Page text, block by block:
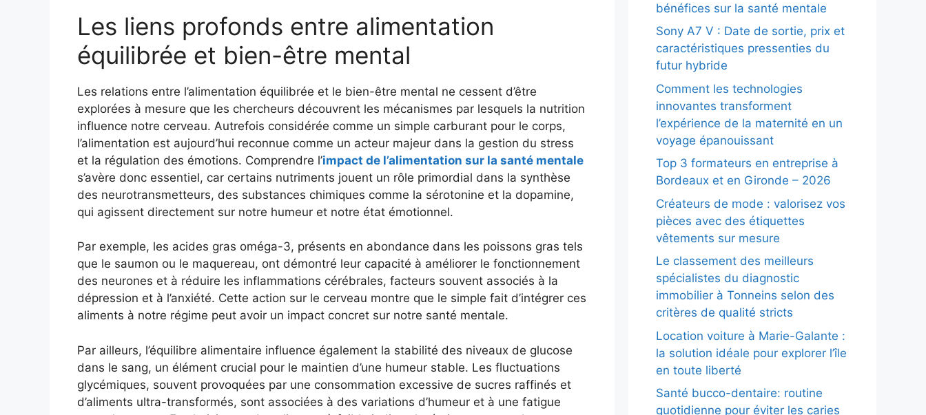
Les liens profonds entre alimentation
équilibrée et bien-être mental
Les relations entre l’alimentation équilibrée et le bien-être mental ne cessent d’être
explorées à mesure que les chercheurs découvrent les mécanismes par lesquels la nutrition
influence notre cerveau. Autrefois considérée comme un simple carburant pour le corps,
l’alimentation est aujourd’hui reconnue comme un acteur majeur dans la gestion du stress
et la régulation des émotions. Comprendre l’impact de l’alimentation sur la santé mentale
s’avère donc essentiel, car certains nutriments jouent un rôle primordial dans la synthèse
des neurotransmetteurs, des substances chimiques comme la sérotonine et la dopamine,
qui agissent directement sur notre humeur et notre état émotionnel.
Par exemple, les acides gras oméga-3, présents en abondance dans les poissons gras tels
que le saumon ou le maquereau, ont démontré leur capacité à améliorer le fonctionnement
des neurones et à réduire les inflammations cérébrales, facteurs souvent associés à la
dépression et à l’anxiété. Cette action sur le cerveau montre que le simple fait d’intégrer ces
aliments à notre régime peut avoir un impact concret sur notre santé mentale.
Par ailleurs, l’équilibre alimentaire influence également la stabilité des niveaux de glucose
dans le sang, un élément crucial pour le maintien d’une humeur stable. Les fluctuations
glycémiques, souvent provoquées par une consommation excessive de sucres raffinés et
d’aliments ultra-transformés, sont associées à des variations d’humeur et à une fatigue
bénéfices sur la santé mentale
Sony A7 V : Date de sortie, prix et
caractéristiques pressenties du
futur hybride
Comment les technologies
innovantes transforment
l’expérience de la maternité en un
voyage épanouissant
Top 3 formateurs en entreprise à
Bordeaux et en Gironde – 2026
Créateurs de mode : valorisez vos
pièces avec des étiquettes
vêtements sur mesure
Le classement des meilleurs
spécialistes du diagnostic
immobilier à Tonneins selon des
critères de qualité stricts
Location voiture à Marie-Galante :
la solution idéale pour explorer l’île
en toute liberté
Santé bucco-dentaire: routine
quotidienne pour éviter les caries